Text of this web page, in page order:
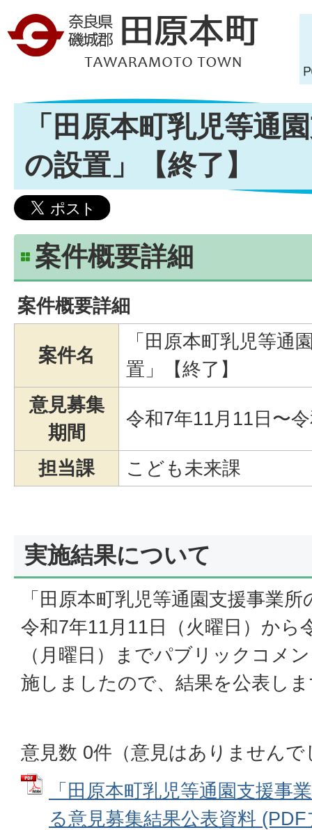
「田原本町乳児等通
の設置」【終了】
案件概要詳細
案件概要詳細
案件名
「田原本町乳児等通
置」【終了】
意見募集
期間
令和7年11月11日〜
担当課 こども未来課
実施結果について
「田原本町乳児等通園支援事業
令和7年11月11日（火曜日）から
（月曜日）までパブリックコメ
施しましたので、結果を公表し
意見数 0件（意見はありませんで
「田原本町乳児等通園支援事
る意見募集結果公表資料